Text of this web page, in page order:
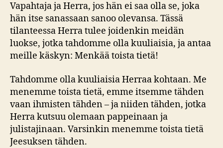
Vapahtaja ja Herra, jos hän ei saa olla se, joka
hän itse sanassaan sanoo olevansa. Tässä
tilanteessa Herra tulee joidenkin meidän
luokse, jotka tahdomme olla kuuliaisia, ja antaa
meille käskyn: Menkää toista tietä!
Tahdomme olla kuuliaisia Herraa kohtaan. Me
menemme toista tietä, emme itsemme tähden
vaan ihmisten tähden – ja niiden tähden, jotka
Herra kutsuu olemaan pappeinaan ja
julistajinaan. Varsinkin menemme toista tietä
Jeesuksen tähden.